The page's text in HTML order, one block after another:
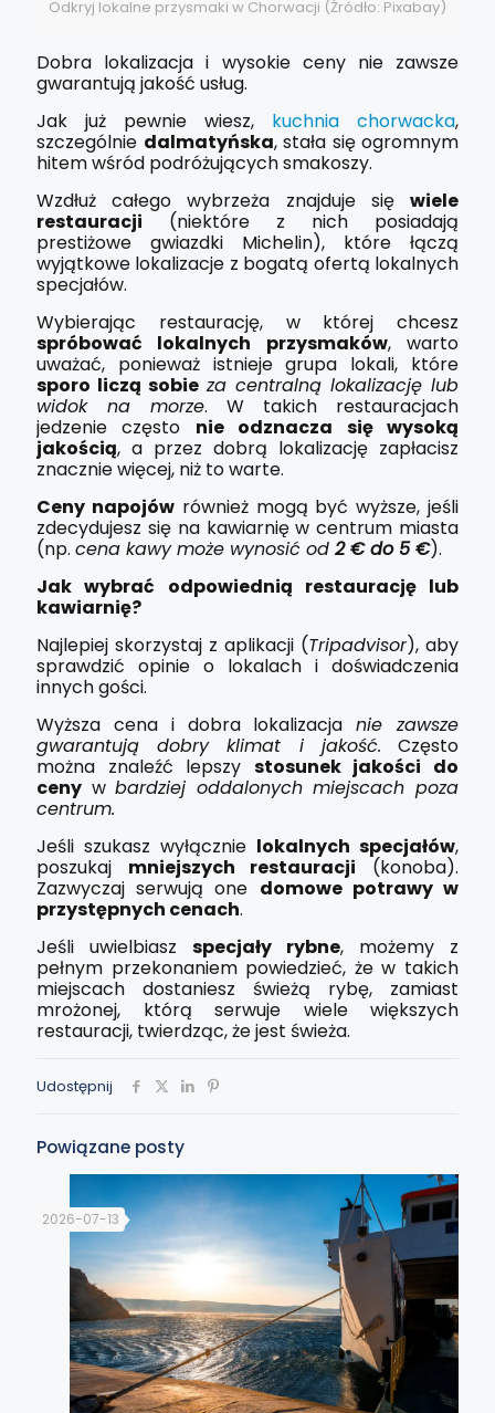
Odkryj lokalne przysmaki w Chorwacji (Źródło: Pixabay)
Dobra lokalizacja i wysokie ceny nie zawsze
gwarantują jakość usług.
Jak już pewnie wiesz, kuchnia chorwacka,
szczególnie dalmatyńska, stała się ogromnym
hitem wśród podróżujących smakoszy.
Wzdłuż całego wybrzeża znajduje się wiele
restauracji (niektóre z nich posiadają
prestiżowe gwiazdki Michelin), które łączą
wyjątkowe lokalizacje z bogatą ofertą lokalnych
specjałów.
Wybierając restaurację, w której chcesz
spróbować lokalnych przysmaków, warto
uważać, ponieważ istnieje grupa lokali, które
sporo liczą sobie za centralną lokalizację lub
widok na morze. W takich restauracjach
jedzenie często nie odznacza się wysoką
jakością, a przez dobrą lokalizację zapłacisz
znacznie więcej, niż to warte.
Ceny napojówrównież mogą być wyższe, jeśli
zdecydujesz się na kawiarnię w centrum miasta
(np. cena kawy może wynosić od 2 € do 5 €).
Jak wybrać odpowiednią restaurację lub
kawiarnię?
Najlepiej skorzystaj z aplikacji (Tripadvisor), aby
sprawdzić opinie o lokalach i doświadczenia
innych gości.
Wyższa cena i dobra lokalizacjanie zawsze
gwarantują dobry klimat i jakość. Często
można znaleźć lepszy stosunek jakości do
ceny wbardziej oddalonych miejscach poza
centrum.
Jeśli szukasz wyłącznie lokalnych specjałów,
poszukaj mniejszych restauracji (konoba).
Zazwyczaj serwują one domowe potrawy w
przystępnych cenach.
Jeśli uwielbiasz specjały rybne, możemy z
pełnym przekonaniem powiedzieć, że w takich
miejscach dostaniesz świeżą rybę, zamiast
mrożonej, którą serwuje wiele większych
restauracji, twierdząc, że jest świeża.
Udostępnij
Powiązane posty
2026-07-13